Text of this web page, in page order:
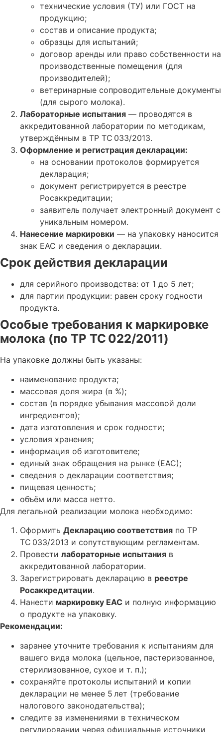
технические условия (ТУ) или ГОСТ на
продукцию;
состав и описание продукта;
образцы для испытаний;
договор аренды или право собственности на
производственные помещения (для
производителей);
ветеринарные сопроводительные документы
(для сырого молока).
Лабораторные испытания — проводятся в
аккредитованной лаборатории по методикам,
утверждённым в ТР ТС 033/2013.
Оформление и регистрация декларации:
на основании протоколов формируется
декларация;
документ регистрируется в реестре
Росаккредитации;
заявитель получает электронный документ с
уникальным номером.
Нанесение маркировки — на упаковку наносится
знак ЕАС и сведения о декларации.
Срок действия декларации
для серийного производства: от 1 до 5 лет;
для партии продукции: равен сроку годности
продукта.
Особые требования к маркировке
молока (по ТР ТС 022/2011)
На упаковке должны быть указаны:
наименование продукта;
массовая доля жира (в %);
состав (в порядке убывания массовой доли
ингредиентов);
дата изготовления и срок годности;
условия хранения;
информация об изготовителе;
единый знак обращения на рынке (ЕАС);
сведения о декларации соответствия;
пищевая ценность;
объём или масса нетто.
Для легальной реализации молока необходимо:
Оформить Декларацию соответствия по ТР
ТС 033/2013 и сопутствующим регламентам.
Провести лабораторные испытания в
аккредитованной лаборатории.
Зарегистрировать декларацию в реестре
Росаккредитации.
Нанести маркировку ЕАС и полную информацию
о продукте на упаковку.
Рекомендации:
заранее уточните требования к испытаниям для
вашего вида молока (цельное, пастеризованное,
стерилизованное, сухое и т. п.);
сохраняйте протоколы испытаний и копии
декларации не менее 5 лет (требование
налогового законодательства);
следите за изменениями в техническом
регулировании через официальные источники